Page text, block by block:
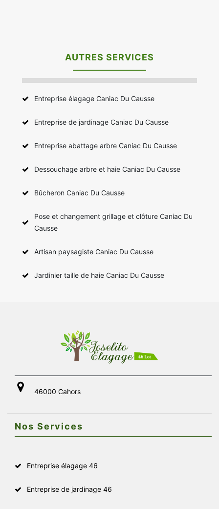
AUTRES SERVICES
Entreprise élagage Caniac Du Causse
Entreprise de jardinage Caniac Du Causse
Entreprise abattage arbre Caniac Du Causse
Dessouchage arbre et haie Caniac Du Causse
Bûcheron Caniac Du Causse
Pose et changement grillage et clôture Caniac Du
Causse
Artisan paysagiste Caniac Du Causse
Jardinier taille de haie Caniac Du Causse
46000 Cahors
Nos Services
Entreprise élagage 46
Entreprise de jardinage 46